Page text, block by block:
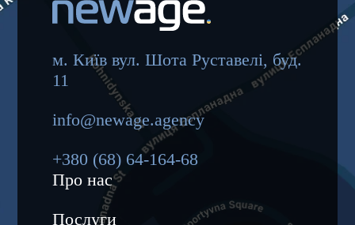
м. Київ вул. Шота Руставелі, буд.
11
info@newage.agency
+380 (68) 64-164-68
Про нас
Послуги